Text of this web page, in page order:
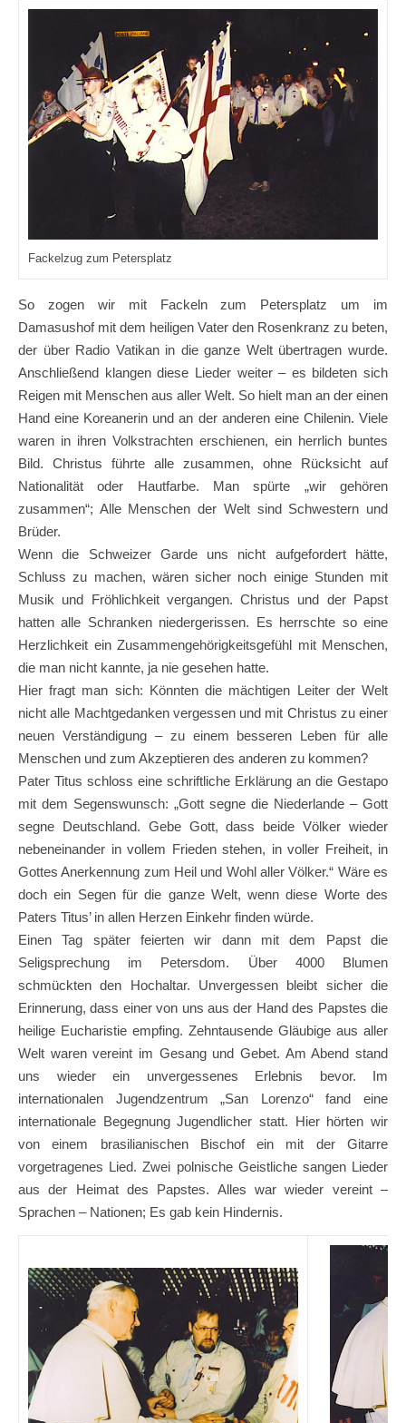
Fackelzug zum Petersplatz
So zogen wir mit Fackeln zum Petersplatz um im
Damasushof mit dem heiligen Vater den Rosenkranz zu beten,
der über Radio Vatikan in die ganze Welt übertragen wurde.
Anschließend klangen diese Lieder weiter – es bildeten sich
Reigen mit Menschen aus aller Welt. So hielt man an der einen
Hand eine Koreanerin und an der anderen eine Chilenin. Viele
waren in ihren Volkstrachten erschienen, ein herrlich buntes
Bild. Christus führte alle zusammen, ohne Rücksicht auf
Nationalität oder Hautfarbe. Man spürte „wir gehören
zusammen“; Alle Menschen der Welt sind Schwestern und
Brüder.
Wenn die Schweizer Garde uns nicht aufgefordert hätte,
Schluss zu machen, wären sicher noch einige Stunden mit
Musik und Fröhlichkeit vergangen. Christus und der Papst
hatten alle Schranken niedergerissen. Es herrschte so eine
Herzlichkeit ein Zusammengehörigkeitsgefühl mit Menschen,
die man nicht kannte, ja nie gesehen hatte.
Hier fragt man sich: Könnten die mächtigen Leiter der Welt
nicht alle Machtgedanken vergessen und mit Christus zu einer
neuen Verständigung – zu einem besseren Leben für alle
Menschen und zum Akzeptieren des anderen zu kommen?
Pater Titus schloss eine schriftliche Erklärung an die Gestapo
mit dem Segenswunsch: „Gott segne die Niederlande – Gott
segne Deutschland. Gebe Gott, dass beide Völker wieder
nebeneinander in vollem Frieden stehen, in voller Freiheit, in
Gottes Anerkennung zum Heil und Wohl aller Völker.“ Wäre es
doch ein Segen für die ganze Welt, wenn diese Worte des
Paters Titus’ in allen Herzen Einkehr finden würde.
Einen Tag später feierten wir dann mit dem Papst die
Seligsprechung im Petersdom. Über 4000 Blumen
schmückten den Hochaltar. Unvergessen bleibt sicher die
Erinnerung, dass einer von uns aus der Hand des Papstes die
heilige Eucharistie empfing. Zehntausende Gläubige aus aller
Welt waren vereint im Gesang und Gebet. Am Abend stand
uns wieder ein unvergessenes Erlebnis bevor. Im
internationalen Jugendzentrum „San Lorenzo“ fand eine
internationale Begegnung Jugendlicher statt. Hier hörten wir
von einem brasilianischen Bischof ein mit der Gitarre
vorgetragenes Lied. Zwei polnische Geistliche sangen Lieder
aus der Heimat des Papstes. Alles war wieder vereint –
Sprachen – Nationen; Es gab kein Hindernis.